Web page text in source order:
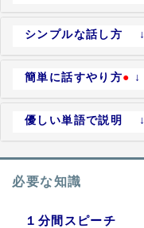
シンプルな話し方 ↓
簡単に話すやり方● ↓
優しい単語で説明 ↓
必要な知識
１分間スピーチ